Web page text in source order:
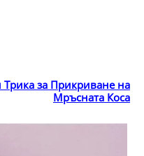
Трикa за Прикриване на
Мръсната Коса